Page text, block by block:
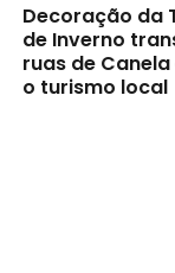
Decoração da
de Inverno
ruas de
o turismo local